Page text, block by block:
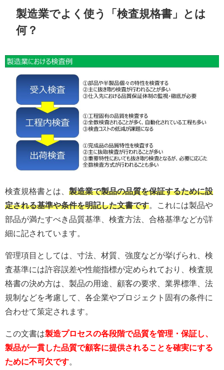
製造業でよく使う「検査規格書」とは
何？
検査規格書とは、 製造業で製品の品質を保証するために設
定される基準や条件を明記した文書です 。これには製品や
部品が満たすべき品質基準、検査方法、合格基準などが詳
細に記されています。
管理項目としては、寸法、材質、強度などが挙げられ、検
査基準には許容誤差や性能指標が定められており、 検査規
格書の決め方は、製品の用途、顧客の要求、業界標準、法
規制などを考慮して、各企業やプロジェクト固有の条件に
合わせて策定されます。
この文書は製造プロセスの各段階で品質を管理・保証し、
製品が一貫した品質で顧客に提供されることを確実にする
ために不可欠です